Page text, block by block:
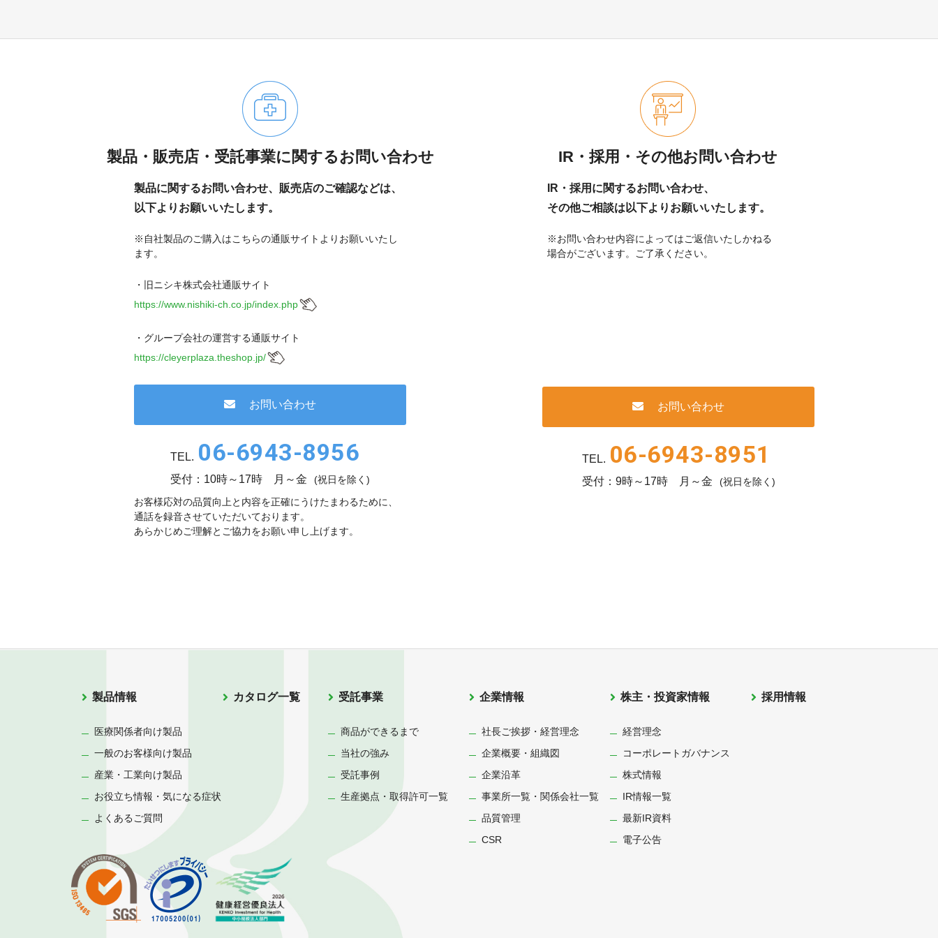
製品・販売店・受託事業に関するお問い合わせ
製品に関するお問い合わせ、販売店のご確認などは、
以下よりお願いいたします。
※自社製品のご購入はこちらの通販サイトよりお願いいたし
ます。
・旧ニシキ株式会社通販サイト
https://www.nishiki-ch.co.jp/index.php
・グループ会社の運営する通販サイト
https://cleyerplaza.theshop.jp/
お問い合わせ
TEL. 06-6943-8956
受付：10時～17時 月～金
(祝日を除く)
お客様応対の品質向上と内容を正確にうけたまわるために、
通話を録音させていただいております。
あらかじめご理解とご協力をお願い申し上げます。
IR・採用・その他お問い合わせ
IR・採用に関するお問い合わせ、
その他ご相談は以下よりお願いいたします。
※お問い合わせ内容によってはご返信いたしかねる
場合がございます。ご了承ください。
お問い合わせ
TEL. 06-6943-8951
受付：9時～17時 月～金 (祝日を除く)
製品情報
医療関係者向け製品
一般のお客様向け製品
産業・工業向け製品
お役立ち情報・気になる症状
よくあるご質問
カタログ一覧 受託事業
商品ができるまで
当社の強み
受託事例
生産拠点・取得許可一覧
企業情報
社長ご挨拶・経営理念
企業概要・組織図
企業沿革
事業所一覧・関係会社一覧
品質管理
CSR
株主・投資家情報
経営理念
コーポレートガバナンス
株式情報
IR情報一覧
最新IR資料
電子公告
採用情報
受付時間：受付 : 9時〜17時 月〜金